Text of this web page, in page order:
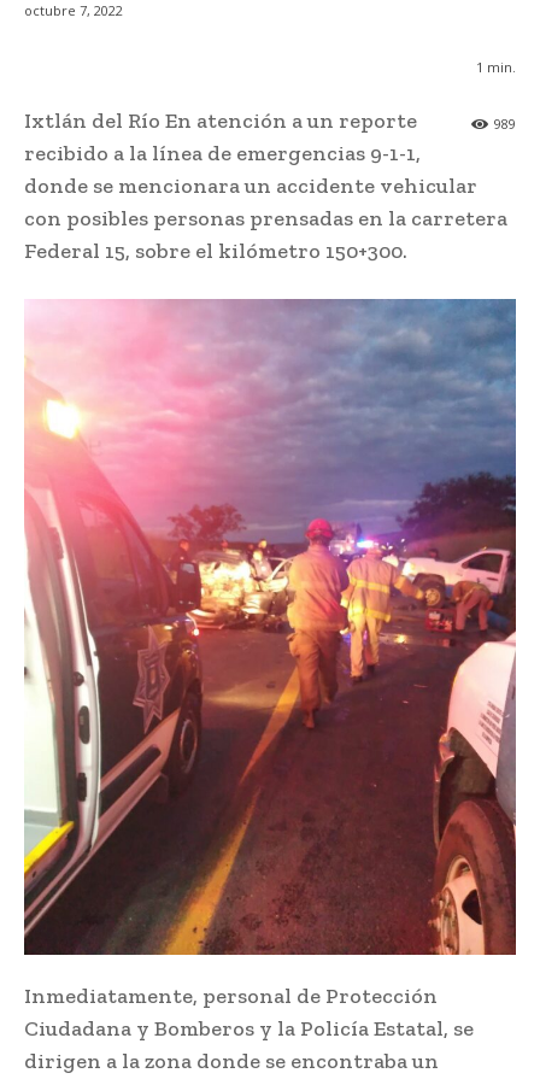
octubre 7, 2022
1 min.
989
Ixtlán del Río En atención a un reporte
recibido a la línea de emergencias 9-1-1,
donde se mencionara un accidente vehicular
con posibles personas prensadas en la carretera
Federal 15, sobre el kilómetro 150+300.
Inmediatamente, personal de Protección
Ciudadana y Bomberos y la Policía Estatal, se
dirigen a la zona donde se encontraba un